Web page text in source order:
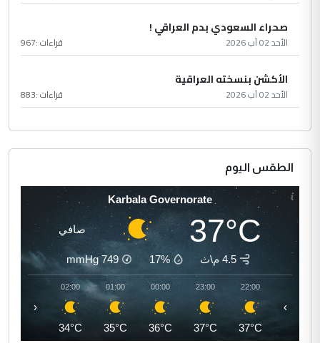
صحراء السعودي بدم العراقي !
الأحد 02 آب 2026 قراءات :967
الأكشن بنسخته العراقية
الأحد 02 آب 2026 قراءات :883
الطقس اليوم
Karbala Governorate
37°C صافي
4.5 م\ث 17%
749
mmHg
22:00
37°C
23:00
37°C
00:00
36°C
01:00
35°C
02:00
34°C
‹ ›